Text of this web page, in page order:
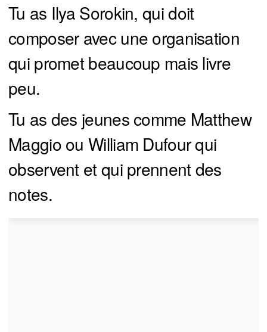
Tu as Ilya Sorokin, qui doit
composer avec une organisation
qui promet beaucoup mais livre
peu.
Tu as des jeunes comme Matthew
Maggio ou William Dufour qui
observent et qui prennent des
notes.